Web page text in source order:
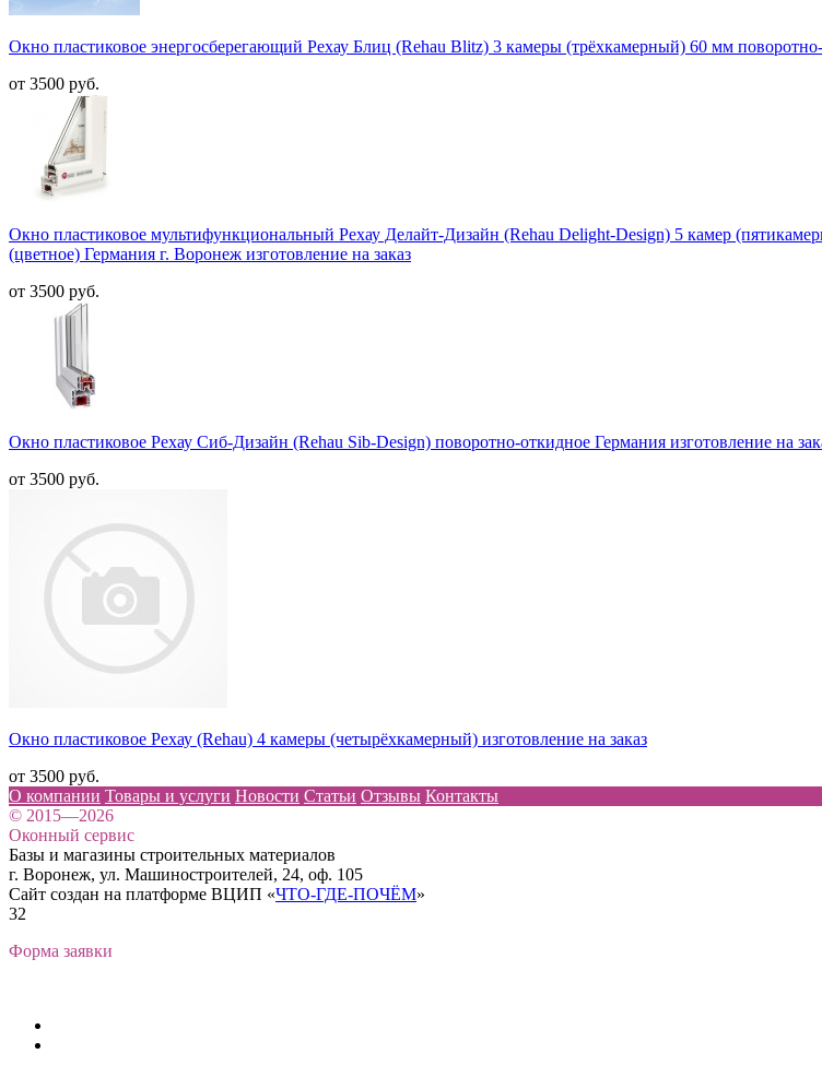
Окно пластиковое энергосберегающий Рехау Блиц (Rehau Blitz) 3 камеры (трёхкамерный) 60 мм
от 3500 руб.
Окно пластиковое мультифункциональный Рехау Делайт-Дизайн (Rehau Delight-Design) 5 камер
(цветное) Германия г. Воронеж изготовление на заказ
от 3500 руб.
Окно пластиковое Рехау Сиб-Дизайн (Rehau Sib-Design) поворотно-откидное Германия изготовление на
от 3500 руб.
Окно пластиковое Рехау (Rehau) 4 камеры (четырёхкамерный) изготовление на заказ
от 3500 руб.
О компании Товары и услуги Новости Статьи Отзывы Контакты
© 2015—2026
Оконный сервис
Базы и магазины строительных материалов
г. Воронеж, ул. Машиностроителей, 24, оф. 105
Сайт создан на платформе ВЦИП «ЧТО-ГДЕ-ПОЧЁМ»
32
Форма заявки